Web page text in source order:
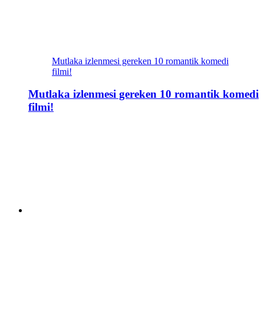
Mutlaka izlenmesi gereken 10 romantik komedi
filmi!
Mutlaka izlenmesi gereken 10 romantik komedi
filmi!